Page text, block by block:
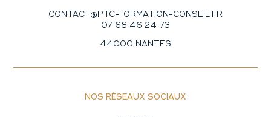
CONTACT@PTC-FORMATION-CONSEIL.FR
07 68 46 24 73
44000 NANTES
NOS RÉSEAUX SOCIAUX